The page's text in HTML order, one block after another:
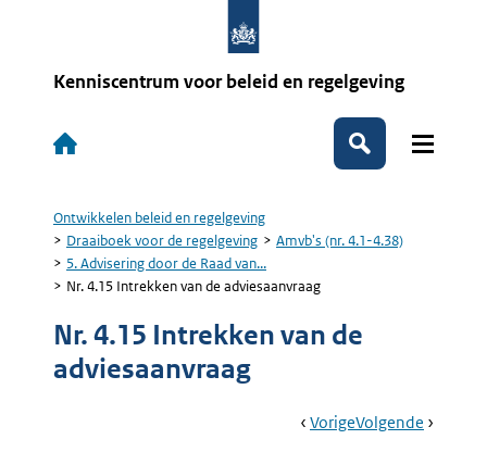
Kenniscentrum voor beleid en regelgeving
Hoofdnavigatie
Zoeken
Kruimelpad
Ontwikkelen beleid en regelgeving
Draaiboek voor de regelgeving
Amvb's (nr. 4.1-4.38)
5. Advisering door de Raad van...
Nr. 4.15 Intrekken van de adviesaanvraag
Nr. 4.15 Intrekken van de
adviesaanvraag
Book
Ga
VorigePagina:
Ga
Volgende Pagina: